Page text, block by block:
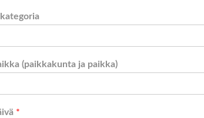
(paikkakunta ja paikka)
*